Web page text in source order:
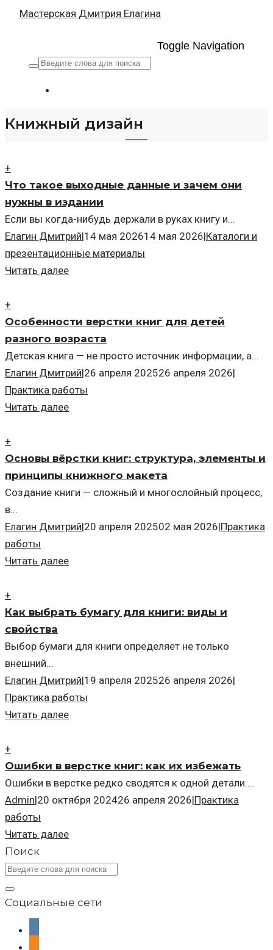
Мастерская Дмитрия Елагина
Toggle Navigation
Книжный дизайн
+
Что такое выходные данные и зачем они
нужны в издании
Если вы когда-нибудь держали в руках книгу и...
Елагин Дмитрий|14 мая 202614 мая 2026|Каталоги и
презентационные материалы
Читать далее
+
Особенности верстки книг для детей
разного возраста
Детская книга — не просто источник информации, а...
Елагин Дмитрий|26 апреля 202526 апреля 2026|
Практика работы
Читать далее
+
Основы вёрстки книг: структура, элементы и
принципы книжного макета
Создание книги — сложный и многослойный процесс,
в...
Елагин Дмитрий|20 апреля 202502 мая 2026|Практика
работы
Читать далее
+
Как выбрать бумагу для книги: виды и
свойства
Выбор бумаги для книги определяет не только
внешний...
Елагин Дмитрий|19 апреля 202526 апреля 2026|
Практика работы
Читать далее
+
Ошибки в верстке книг: как их избежать
Ошибки в верстке редко сводятся к одной детали....
Admin|20 октября 202426 апреля 2026|Практика
работы
Читать далее
Поиск
Социальные сети